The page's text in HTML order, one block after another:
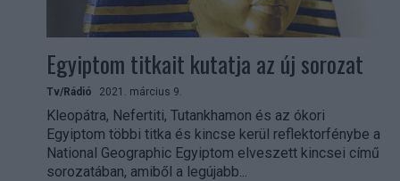
Egyiptom titkait kutatja az új sorozat
Tv/Rádió 2021. március 9.
Kleopátra, Nefertiti, Tutankhamon és az ókori
Egyiptom többi titka és kincse kerül reflektorfénybe a
National Geographic Egyiptom elveszett kincsei című
sorozatában, amiből a legújabb...